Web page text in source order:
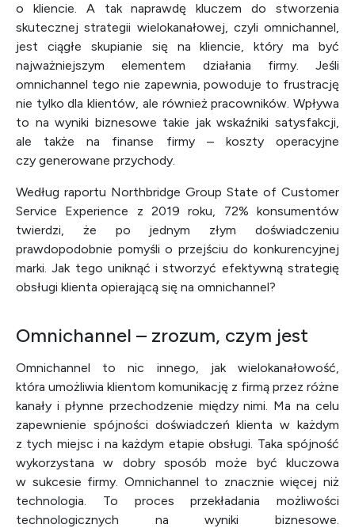
o kliencie. A tak naprawdę kluczem do stworzenia
skutecznej strategii wielokanałowej, czyli omnichannel,
jest ciągłe skupianie się na kliencie, który ma być
najważniejszym elementem działania firmy. Jeśli
omnichannel tego nie zapewnia, powoduje to frustrację
nie tylko dla klientów, ale również pracowników. Wpływa
to na wyniki biznesowe takie jak wskaźniki satysfakcji,
ale także na finanse firmy – koszty operacyjne
czy generowane przychody.
Według raportu Northbridge Group State of Customer
Service Experience z 2019 roku, 72% konsumentów
twierdzi, że po jednym złym doświadczeniu
prawdopodobnie pomyśli o przejściu do konkurencyjnej
marki. Jak tego uniknąć i stworzyć efektywną strategię
obsługi klienta opierającą się na omnichannel?
Omnichannel – zrozum, czym jest
Omnichannel to nic innego, jak wielokanałowość,
która umożliwia klientom komunikację z firmą przez różne
kanały i płynne przechodzenie między nimi. Ma na celu
zapewnienie spójności doświadczeń klienta w każdym
z tych miejsc i na każdym etapie obsługi. Taka spójność
wykorzystana w dobry sposób może być kluczowa
w sukcesie firmy. Omnichannel to znacznie więcej niż
technologia. To proces przekładania możliwości
technologicznych na wyniki biznesowe.